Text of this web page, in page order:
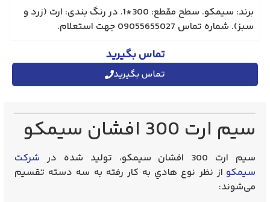
برند: سیمکو. سطح مقطع: 300*1. در رنگ بندی: ارت (زرد و
سبز). شماره تماس 09055655027 جهت استعلام.
تماس بگیرید
تماس بگیرید
سیم ارت 300 افشان سیمکو
سیم ارت 300 افشان سیمکو، تولید شده در
شرکت
سیمکو از نظر نوع هادي به كار رفته به سه دسته تقسیم
می‌شوند: